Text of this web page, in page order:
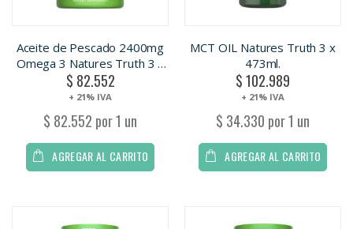
Aceite de Pescado 2400mg
Omega 3 Natures Truth 3 x
90cap
$ 82.552
+ 21% IVA
$ 82.552 por 1 un
AGREGAR AL CARRITO
MCT OIL Natures Truth 3 x
473ml.
$ 102.989
+ 21% IVA
$ 34.330 por 1 un
AGREGAR AL CARRITO